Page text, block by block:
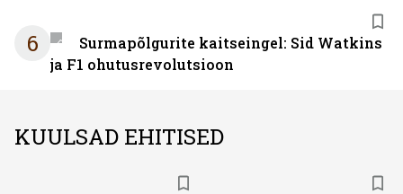
6
Surmapõlgurite kaitseingel: Sid Watkins
ja F1 ohutusrevolutsioon
KUULSAD EHITISED